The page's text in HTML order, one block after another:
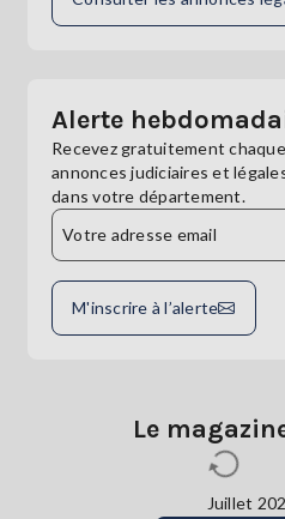
Alerte
Recevez gratuitement
annonces judiciaires et
dans votre département.
M'inscrire à l’alerte
Le
Juillet